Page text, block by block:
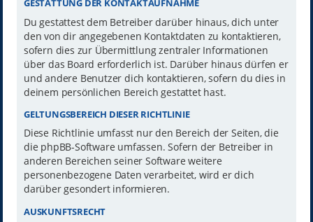
GESTATTUNG DER KONTAKTAUFNAHME
Du gestattest dem Betreiber darüber hinaus, dich unter
den von dir angegebenen Kontaktdaten zu kontaktieren,
sofern dies zur Übermittlung zentraler Informationen
über das Board erforderlich ist. Darüber hinaus dürfen er
und andere Benutzer dich kontaktieren, sofern du dies in
deinem persönlichen Bereich gestattet hast.
GELTUNGSBEREICH DIESER RICHTLINIE
Diese Richtlinie umfasst nur den Bereich der Seiten, die
die phpBB-Software umfassen. Sofern der Betreiber in
anderen Bereichen seiner Software weitere
personenbezogene Daten verarbeitet, wird er dich
darüber gesondert informieren.
AUSKUNFTSRECHT